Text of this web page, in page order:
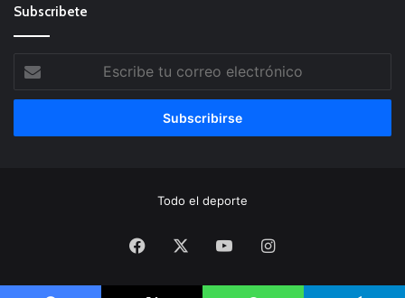
Subscribete
Escribe
tu
correo
Todo el deporte
Facebook YouTubeInstagram